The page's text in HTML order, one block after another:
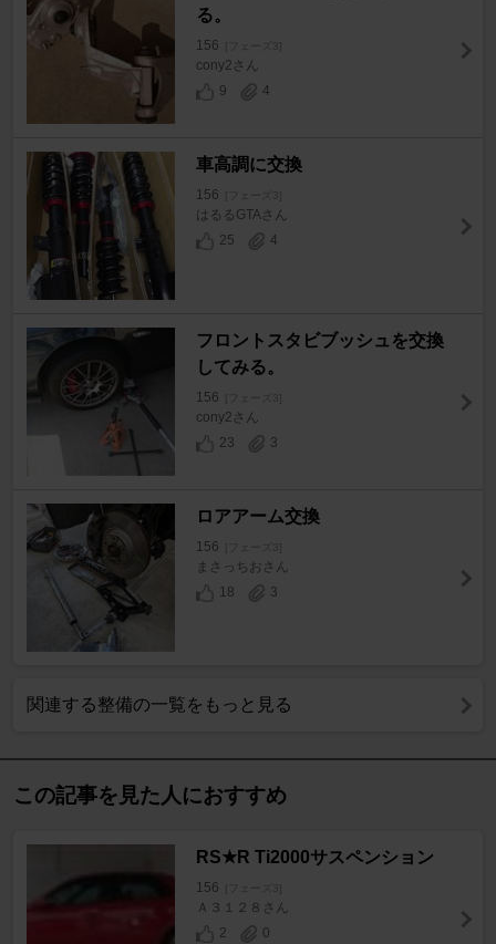
る。
156 [フェーズ3]
cony2さん
9
4
車高調に交換
156 [フェーズ3]
はるるGTAさん
25
4
フロントスタビブッシュを交換
してみる。
156 [フェーズ3]
cony2さん
23
3
ロアアーム交換
156 [フェーズ3]
まさっちおさん
18
3
関連する整備の一覧をもっと見る
この記事を見た人におすすめ
RS★R Ti2000サスペンション
156 [フェーズ3]
Ａ３１２８さん
2
0